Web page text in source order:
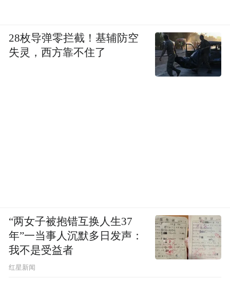
28枚导弹零拦截！基辅防空
失灵，西方靠不住了
“两女子被抱错互换人生37
年”一当事人沉默多日发声：
我不是受益者
红星新闻